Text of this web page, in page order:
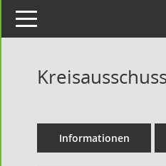
Toggle navigation
Informationen